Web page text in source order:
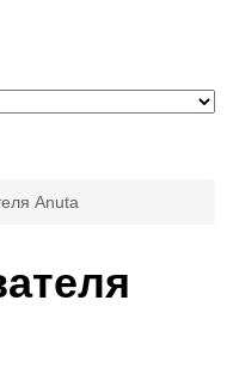
Anuta